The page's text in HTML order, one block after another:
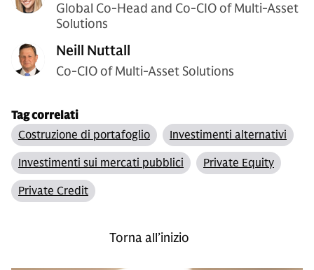
Global Co-Head and Co-CIO of Multi-Asset
Solutions
Neill Nuttall
Co-CIO of Multi-Asset Solutions
Tag correlati
Costruzione di portafoglio
Investimenti alternativi
Investimenti sui mercati pubblici
Private Equity
Private Credit
Torna all’inizio